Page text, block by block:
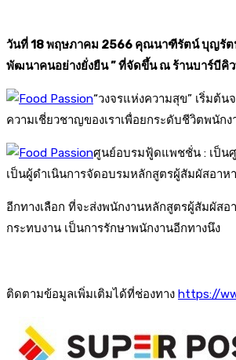
วันที่ 18 พฤษภาคม 2566 คุณนาฑีรัตน์ บุญรัตน์
พัฒนาคนอย่างยั่งยืน ” ที่จัดขึ้น ณ ร้านบาร์บีคิว
“วงจรแห่งความสุข” เริ่มต้
ความเชี่ยวชาญของเราเพื่อยกระดับชีวิตพนักง
ศูนย์อบรมฟู้ดแพชชั่น : เป็น
เป็นผู้ดำเนินการจัดอบรมหลักสูตรผู้สัมผัสอา
อีกทางเลือก ที่จะส่งพนักงานหลักสูตรผู้สัมผัส
กระทบงาน เป็นการรักษาพนักงานอีกทางนึง
ติดตามข้อมูลเพิ่มเติมได้ที่ช่องทาง https://